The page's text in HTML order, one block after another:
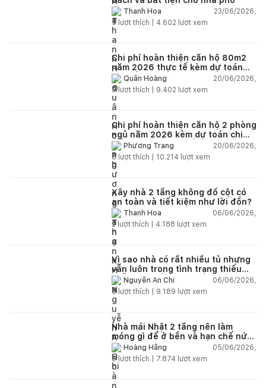
Thanh Hoa
23/06/2026,
5 lượt thích | 4.602 lượt xem
Chi phí hoàn thiện căn hộ 80m2
năm 2026 thực tế kèm dự toán
chi tiết từng hạng mục
Quân Hoàng
20/06/2026,
9lượt thích | 9.402 lượt xem
Chi phí hoàn thiện căn hộ 2 phòng
ngủ năm 2026 kèm dự toán chi
tiết và ví dụ thực tế
Phương Trang
20/06/2026,
5 lượt thích | 10.214 lượt xem
Xây nhà 2 tầng không đổ cột có
an toàn và tiết kiệm như lời đồn?
Thanh Hoa
06/06/2026,
2lượt thích | 4.188 lượt xem
Vì sao nhà có rất nhiều tủ nhưng
vẫn luôn trong tình trạng thiếu
chỗ chứa đồ?
Nguyễn An Chi
06/06/2026,
5lượt thích | 9.189 lượt xem
Nhà mái Nhật 2 tầng nên làm
móng gì để ở bền và hạn chế nứt
lún?Hoàng Hằng
05/06/2026,
5lượt thích | 7.874 lượt xem